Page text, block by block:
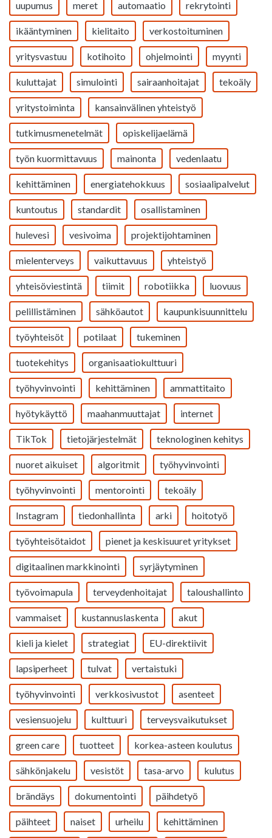
uupumus meret automaatio rekrytointi
ikääntyminen kielitaito verkostoituminen
yritysvastuu kotihoito ohjelmointi myynti
kuluttajat simulointi sairaanhoitajat tekoäly
yritystoiminta kansainvälinen yhteistyö
tutkimusmenetelmät opiskelijaelämä
työn kuormittavuus mainonta vedenlaatu
kehittäminen energiatehokkuus sosiaalipalvelut
kuntoutus standardit osallistaminen
hulevesi vesivoima projektijohtaminen
mielenterveys vaikuttavuus yhteistyö
yhteisöviestintä tiimit robotiikka luovuus
pelillistäminen sähköautot kaupunkisuunnittelu
työyhteisöt potilaat tukeminen
tuotekehitys organisaatiokulttuuri
työhyvinvointi kehittäminen ammattitaito
hyötykäyttö maahanmuuttajat internet
TikTok tietojärjestelmät teknologinen kehitys
nuoret aikuiset algoritmit työhyvinvointi
työhyvinvointi mentorointi tekoäly
Instagram tiedonhallinta arki hoitotyö
työyhteisötaidot pienet ja keskisuuret yritykset
digitaalinen markkinointi syrjäytyminen
työvoimapula terveydenhoitajat taloushallinto
vammaiset kustannuslaskenta akut
kieli ja kielet strategiat EU-direktiivit
lapsiperheet tulvat vertaistuki
työhyvinvointi verkkosivustot asenteet
vesiensuojelu kulttuuri terveysvaikutukset
green care tuotteet korkea-asteen koulutus
sähkönjakelu vesistöt tasa-arvo kulutus
brändäys dokumentointi päihdetyö
päihteet naiset urheilu kehittäminen